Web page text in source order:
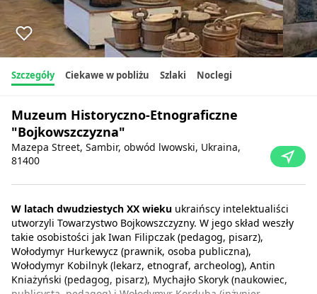
Szczegóły Ciekawe w pobliżu Szlaki Noclegi
Muzeum Historyczno-Etnograficzne
"Bojkowszczyzna"
Mazepa Street, Sambir, obwód lwowski, Ukraina,
81400
W latach dwudziestych XX wieku ukraińscy intelektualiści
utworzyli Towarzystwo Bojkowszczyzny. W jego skład weszły
takie osobistości jak Iwan Filipczak (pedagog, pisarz),
Wołodymyr Hurkewycz (prawnik, osoba publiczna),
Wołodymyr Kobilnyk (lekarz, etnograf, archeolog), Antin
Kniażyński (pedagog, pisarz), Mychajło Skoryk (naukowiec,